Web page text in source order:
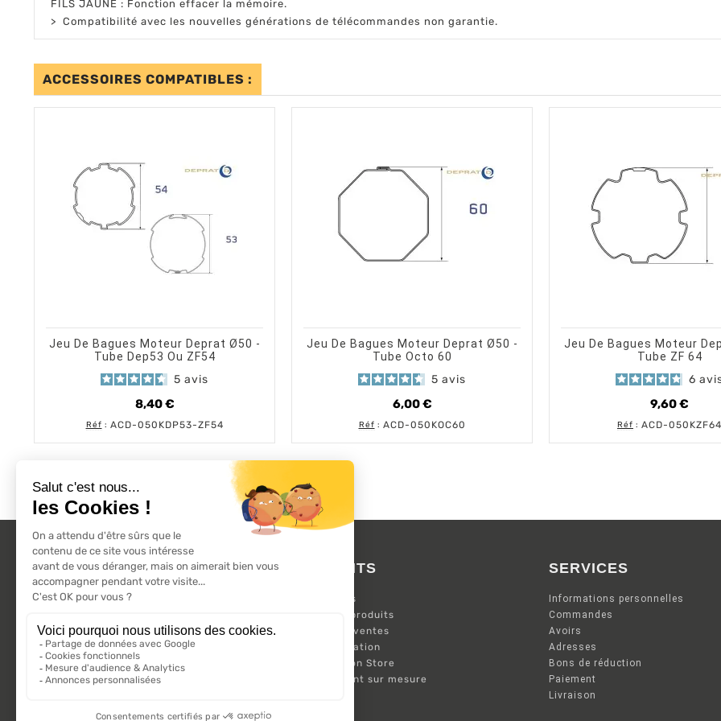
FILS JAUNE : Fonction effacer la mémoire.
> Compatibilité avec les nouvelles générations de télécommandes non garantie.
ACCESSOIRES COMPATIBLES :
Jeu De Bagues Moteur Deprat Ø50 -
Tube Dep53 Ou ZF54
5 avis
8,40 €
Prix
Réf : ACD-050KDP53-ZF54
Jeu De Bagues Moteur Deprat Ø50 -
Tube Octo 60
5 avis
6,00 €
Prix
Réf : ACD-050KOC60
Jeu De Bagues Moteur
Tube ZF 64
6
9,60 €
Prix
Réf : ACD-050KZF64
L'ACTU 100%
VOLET ROULANT
Suivez-nous sur les réseaux sociaux.
PRODUITS
Promotions
Nouveaux produits
Meilleures ventes
Kit Motorisation
Motorisation Store
Volet roulant sur mesure
SERVICES
Informations personnelles
Commandes
Avoirs
Adresses
Bons de réduction
Paiement
Livraison